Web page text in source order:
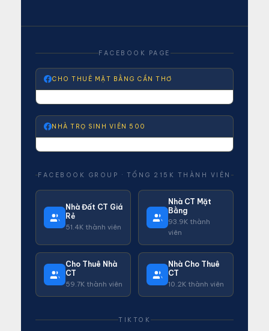
FACEBOOK PAGE
CHO THUÊ MẶT BẰNG CẦN THƠ
NHÀ TRỌ SINH VIÊN 500
FACEBOOK GROUP · TỔNG 215K THÀNH VIÊN
Nhà Đất CT Giá
Rẻ
51.4K thành viên
Nhà CT Mặt
Bằng
93.9K thành
viên
Cho Thuê Nhà
CT
59.7K thành viên
Nhà Cho Thuê
CT
10.2K thành viên
TIKTOK